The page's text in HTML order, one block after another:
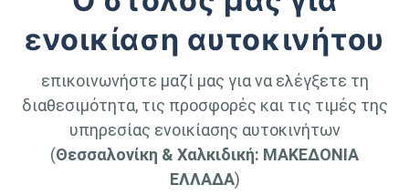
ενοικίαση αυτοκινήτου
επικοινωνήστε μαζί μας για να ελέγξετε τη
διαθεσιμότητα, τις προσφορές και τις τιμές της
υπηρεσίας ενοικίασης αυτοκινήτων
(Θεσσαλονίκη & Χαλκιδική: ΜΑΚΕΔΟΝΙΑ
ΕΛΛΑΔΑ)